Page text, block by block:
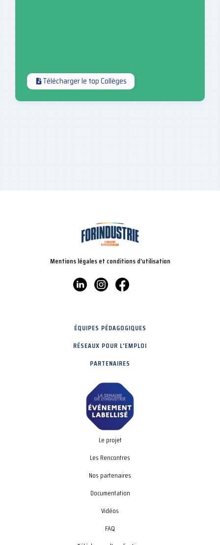
Télécharger le top Collèges
Mentions légales et conditions d'utilisation
ÉQUIPES PÉDAGOGIQUES
RÉSEAUX POUR L'EMPLOI
PARTENAIRES
Le projet
Les Rencontres
Nos partenaires
Documentation
Vidéos
FAQ